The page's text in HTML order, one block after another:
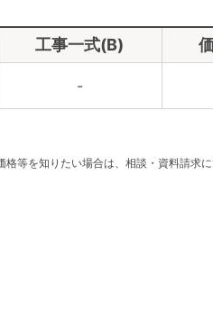
工事一式(B)
-
等を知りたい場合は、相談・資料請求